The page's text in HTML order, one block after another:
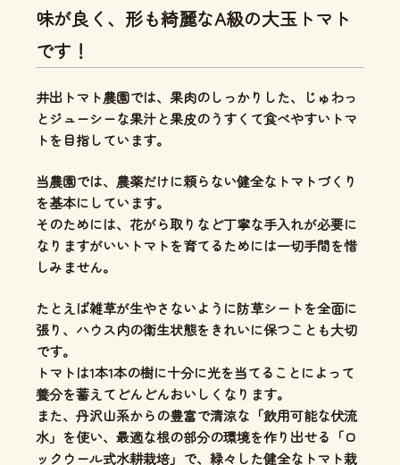
味が良く、形も綺麗なA級の大玉トマト
です！
井出トマト農園では、 果肉のしっかりした、じゅわっ
とジューシーな果汁と果皮のうすくて食べやすいトマ
トを目指しています。
当農園では、 農薬だけに頼らない健全なトマトづくり
を基本にしています。
そのためには、花がら取りなど丁寧な手入れが必要に
なりますがいいトマトを育てるためには一切手間を惜
しみません。
たとえば雑草が生やさないように防草シートを全面に
張り、ハウス内の衛生状態をきれいに保つことも大切
です。
トマトは1本1本の樹に十分に光を当てることによって
養分を蓄えてどんどんおいしくなります。
また、丹沢山系からの豊富で清涼な「飲用可能な伏流
水」を使い、 最適な根の部分の環境を作り出せる「ロ
ックウール式水耕栽培」 で、緑々した健全なトマト栽